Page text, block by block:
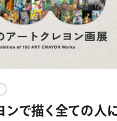
ンで描く全ての人